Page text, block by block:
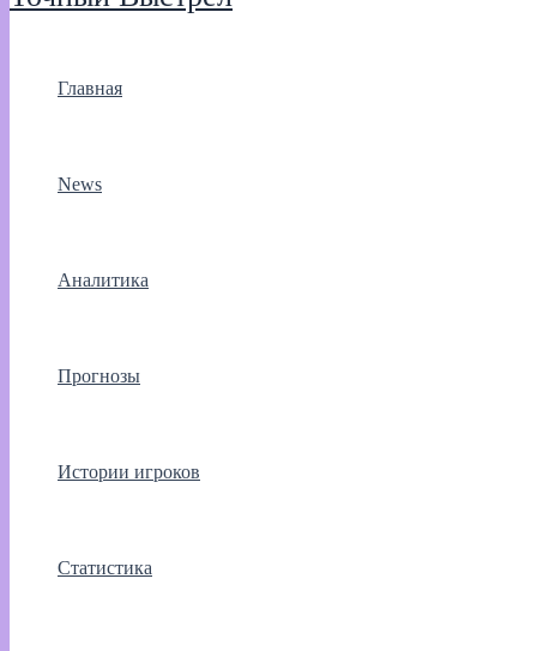
Главная
News
Аналитика
Прогнозы
Истории игроков
Статистика